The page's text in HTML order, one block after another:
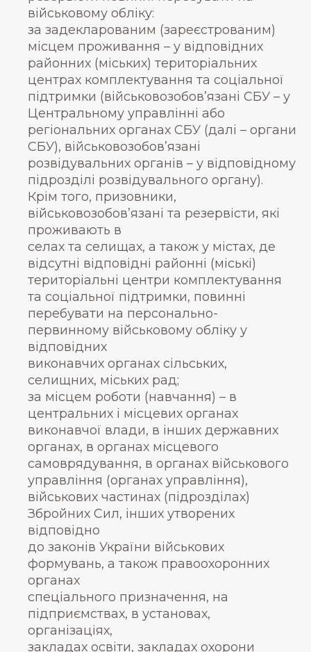
військовому обліку:
за задекларованим (зареєстрованим)
місцем проживання – у відповідних
районних (міських) територіальних
центрах комплектування та соціальної
підтримки (військовозобов’язані СБУ – у
Центральному управлінні або
регіональних органах СБУ (далі – органи
СБУ), військовозобов’язані
розвідувальних органів – у відповідному
підрозділі розвідувального органу).
Крім того, призовники,
військовозобов’язані та резервісти, які
проживають в
селах та селищах, а також у містах, де
відсутні відповідні районні (міські)
територіальні центри комплектування
та соціальної підтримки, повинні
перебувати на персонально-
первинному військовому обліку у
відповідних
виконавчих органах сільських,
селищних, міських рад;
за місцем роботи (навчання) – в
центральних і місцевих органах
виконавчої влади, в інших державних
органах, в органах місцевого
самоврядування, в органах військового
управління (органах управління),
військових частинах (підрозділах)
Збройних Сил, інших утворених
відповідно
до законів України військових
формувань, а також правоохоронних
органах
спеціального призначення, на
підприємствах, в установах,
організаціях,
закладах освіти, закладах охорони